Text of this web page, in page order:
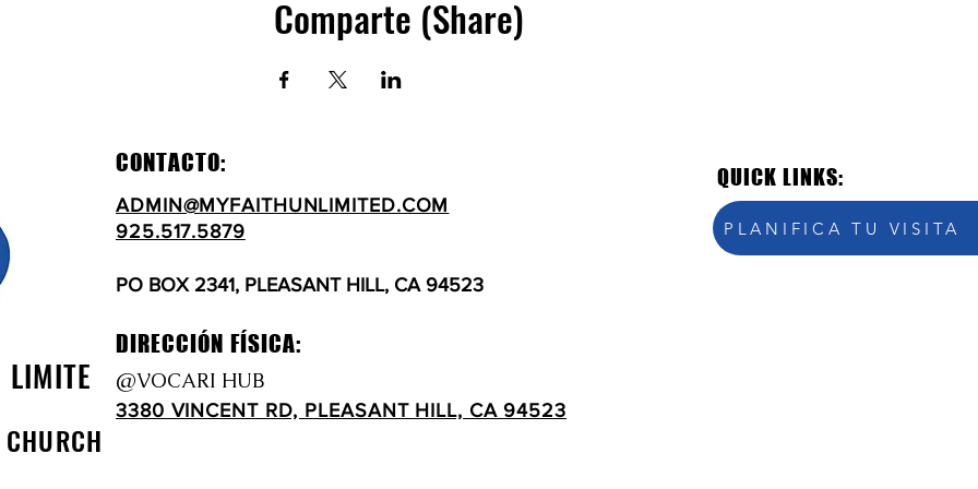
Comparte (Share)
CONTACTO:
ADMIN@MYFAITHUNLIMITED.COM
925.517.5879
PO BOX 2341, PLEASANT HILL, CA 94523
DIRECCIÓN FÍSICA:
@VOCARI HUB
3380 VINCENT RD, PLEASANT HILL, CA 94523
QUICK LINKS:
PLANIFICA TU VISITA